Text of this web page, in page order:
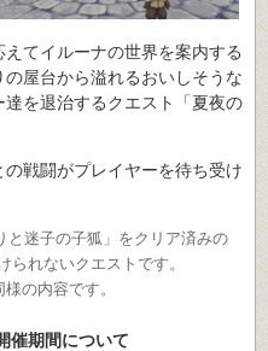
てイルーナの世界を案内する
屋台から溢れるおいしそうな
を退治するクエスト「夏夜の
戦闘がプレイヤーを待ち受け
迷子の子狐」をクリア済みの
られないクエストです。
の内容です。
催期間について